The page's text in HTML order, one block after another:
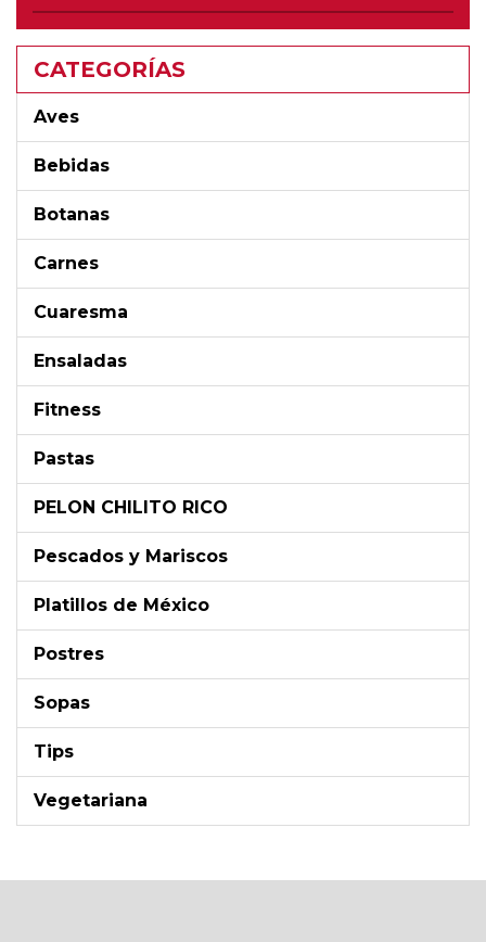
CATEGORÍAS
Aves
Bebidas
Botanas
Carnes
Cuaresma
Ensaladas
Fitness
Pastas
PELON CHILITO RICO
Pescados y Mariscos
Platillos de México
Postres
Sopas
Tips
Vegetariana